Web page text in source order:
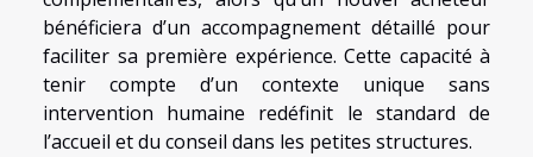
bénéficiera d’un accompagnement détaillé pour
faciliter sa première expérience. Cette capacité à
tenir compte d’un contexte unique sans
intervention humaine redéfinit le standard de
l’accueil et du conseil dans les petites structures.